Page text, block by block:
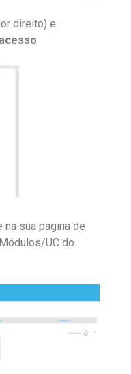
direito) e
sua página de
UC do